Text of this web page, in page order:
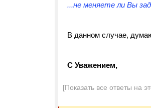
...не меняете ли Вы
В данном случае,
С Уважением,
[Показать все ответы на